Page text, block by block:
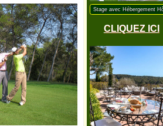
Correction du swing